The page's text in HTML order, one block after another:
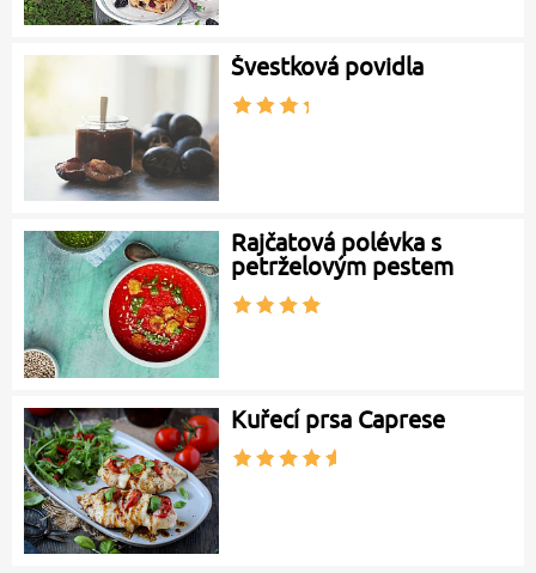
Švestková povidla
Rajčatová polévka s
petrželovým pestem
Kuřecí prsa Caprese